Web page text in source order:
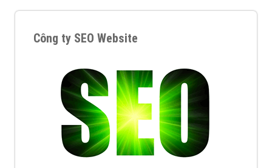
Công ty SEO Website